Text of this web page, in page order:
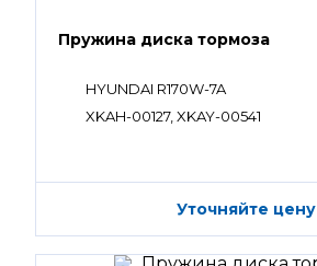
Пружина диска тормоза
HYUNDAI R170W-7A
XKAH-00127, XKAY-00541
Уточняйте цену